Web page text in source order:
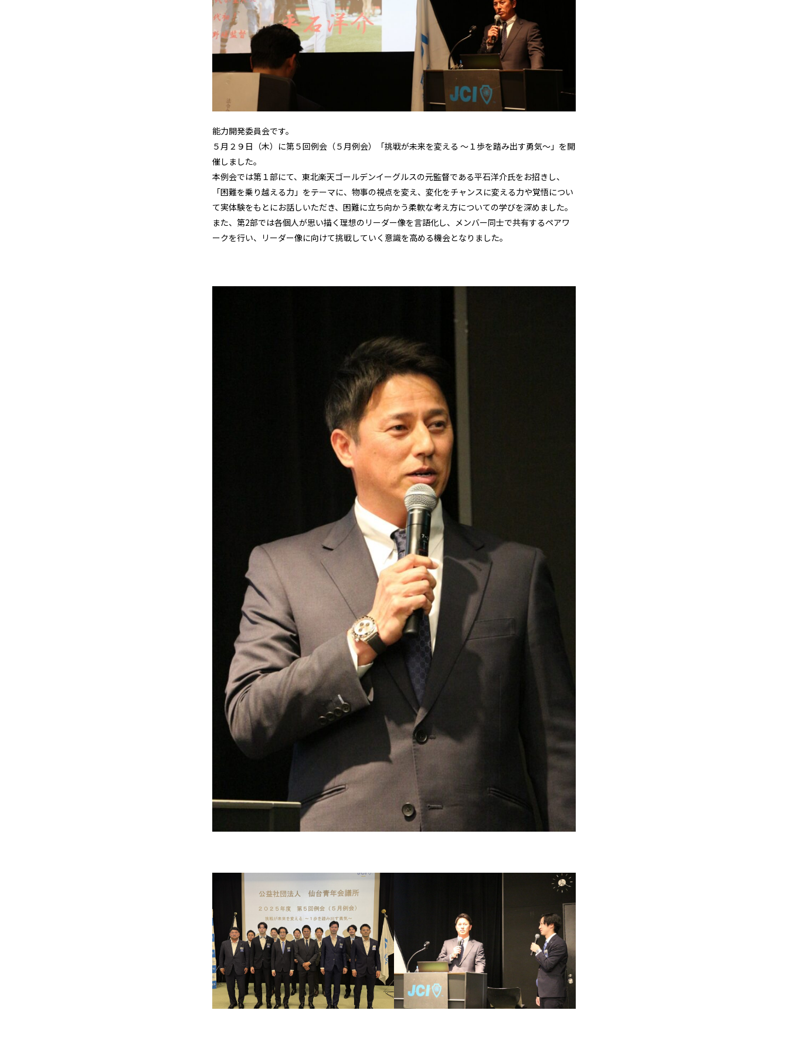
能力開発委員会です。
５月２９日（木）に第５回例会（５月例会）「挑戦が未来を変える ～１歩を踏み出す勇気～」を開
催しました。
本例会では第１部にて、東北楽天ゴールデンイーグルスの元監督である平石洋介氏をお招きし、
「困難を乗り越える力」をテーマに、物事の視点を変え、変化をチャンスに変える力や覚悟につい
て実体験をもとにお話しいただき、困難に立ち向かう柔軟な考え方についての学びを深めました。
また、第2部では各個人が思い描く理想のリーダー像を言語化し、メンバー同士で共有するペアワ
ークを行い、リーダー像に向けて挑戦していく意識を高める機会となりました。